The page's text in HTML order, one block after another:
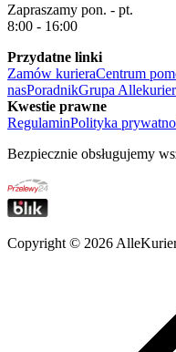
Zapraszamy pon. - pt.
8:00 - 16:00
Przydatne linki
Zamów kurieraCentrum
nasPoradnikGrupa Allekurier
Kwestie prawne
RegulaminPolityka
Bezpiecznie obsługujemy
Copyright © 2026